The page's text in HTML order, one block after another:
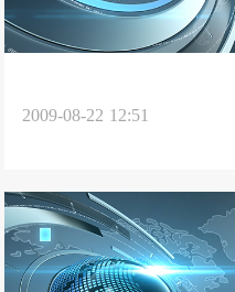
2009-08-22 12:51